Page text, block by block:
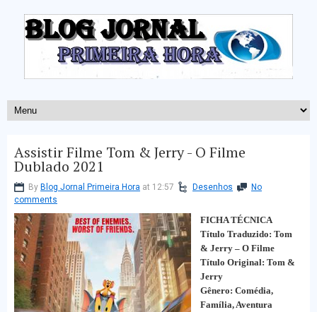
Assistir Filme Tom & Jerry - O Filme
Dublado 2021
By Blog Jornal Primeira Hora at 12:57 Desenhos
No
comments
FICHA TÉCNICA
Título Traduzido: Tom
& Jerry – O Filme
Título Original: Tom &
Jerry
Gênero: Comédia,
Família, Aventura